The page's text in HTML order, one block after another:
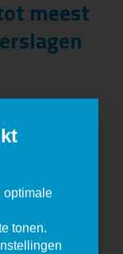
meest
optimale
tonen.